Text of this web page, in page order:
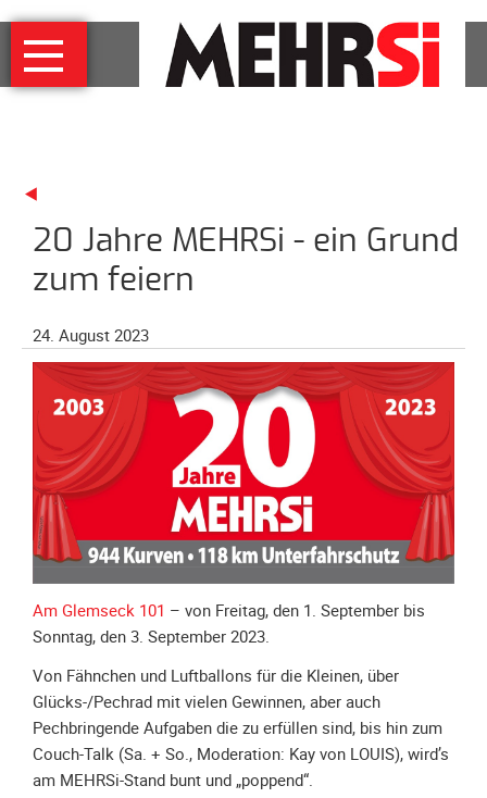
Navigation
überspringen
MEHRSi
Wer
Ziel
Strategie
Schirmherrschaft
Prominente
für
MEHRSi
Unterstützen
Spendenkonto
Förderer
werden
Fördererdaten
ändern
Gewerbliche
Förderer
Flyer
+
Infokarte
Achte
20 Jahre MEHRSi - ein Grund
zum feiern
24. August 2023
Am Glemseck 101 – von Freitag, den 1. September bis
Sonntag, den 3. September 2023.
Von Fähnchen und Luftballons für die Kleinen, über
Glücks-/Pechrad mit vielen Gewinnen, aber auch
Pechbringende Aufgaben die zu erfüllen sind, bis hin zum
Couch-Talk (Sa. + So., Moderation: Kay von LOUIS), wird’s
am MEHRSi-Stand bunt und „poppend“.